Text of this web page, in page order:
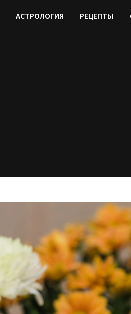
АСТРОЛОГИЯ РЕЦЕПТЫ